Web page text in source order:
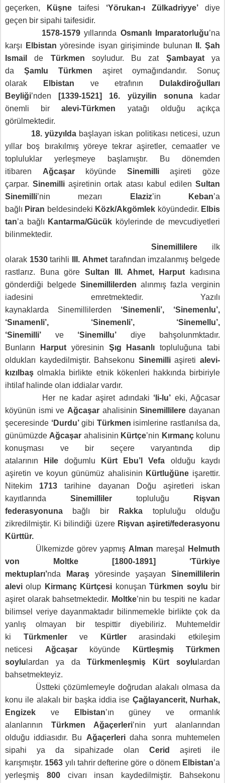
geçerken, Küşne taifesi ‘Yörukan-ı Zülkadriyye’ diye
geçen bir sipahi taifesidir.
1578-1579 yıllarında Osmanlı Imparatorluğu’na
karşı
Elbistan yöresinde isyan girişiminde bulunan
II. Şah
Ismail
de Türkmen soyludur. Bu zat Şambayatya
da Şamlu Türkmen aşiret oymağındandır. Sonuç
olarak
Elbistan ve etrafının
Dulakdiroğulları
Beyliği’nden [1339-1521] 16. yüzyilin sonunakadar
önemli bir alevi-Türkmen yatağı olduğu açıkça
görülmektedir.
18. yüzyılda başlayan iskan politikası neticesi, uzun
yıllar boş bırakılmış yöreye tekrar aşiretler, cemaatler ve
topluluklar yerleşmeye başlamıştır. Bu dönemden
itibaren Ağcaşar köyünde Sinemilliaşireti göze
çarpar. Sinemilliaşiretinin ortak atası kabul edilen Sultan
Sinemilli’nin mezarı Elaziz’in Keban’a
bağlı Piran beldesindeki Közk/Akgömlek köyündedir. Elbis
tan’a bağlı Kantarma/Gücük köylerinde de mevcudiyetleri
bilinmektedir.
Sinemillilere ilk
olarak 1530tarihli III. Ahmet tarafından imzalanmış belgede
rastlarız. Buna göreSultan III. Ahmet, Harput
kadısına
gönderdiği belgede Sinemillilerden alınmış fazla verginin
iadesini emretmektedir. Yazılı
kaynaklarda
Sinemillilerden ‘Sinemenli’, ‘Sinemenlu’,
‘Sınamenli’, ‘Sinemenli’, ‘Sinemellu’,
‘Sinemilli’ ve‘Sinemillu’ diye bahşolunmktadır.
Bunların Harput yöresinin Şıg Hasanlıtopluluğuna tabi
oldukları kaydedilmiştir. Bahsekonu Sinemilliaşiretialevi-
kızılbaşolmakla birlikte etnik kökenleri hakkında birbiriyle
ihtilaf halinde olan iddialar vardır.
Her ne kadar aşiret adındaki ‘li-lu’ eki, Ağcasar
köyünün ismi ve Ağcaşar ahalisininSinemillilere dayanan
şeceresinde ‘Durdu’gibi Türkmen isimlerine rastlanılsa da,
günümüzde Ağcaşar ahalisinin Kürtçe’nin Kırmançkolunu
konuşması ve bir seçere varyantında dip
atalarının
Hile doğumlu Kürt Ebu’l Vefa olduğu kaydı
aşiretin ve koyun günümüz ahalisinin Kürtluğüne işarettir.
Nitekim 1713 tarihine dayanan Doğu aşiretleri iskan
kayıtlarında Sinemilliler topluluğu
Rişvan
federasyonuna bağlı bir Rakka topluluğu olduğu
zikredilmiştir. Ki bilindiği üzere Rişvan aşireti/federasyonu
Kürttür.
Ülkemizde görev yapmış Alman mareşal
Helmuth
von Moltke [1800-1891]
‘Türkiye
mektupları’nda Maraş yöresinde yaşayan Sinemillilerin
alevi olup Kirmanç Kürtçesi konuşanTürkmen soylu bir
aşiret olarak bahsetmektedir. Moltke’nin bu tespiti ne kadar
bilimsel veriye dayanmaktadır bilinmemekle birlikte çok da
yanlış olmayan bir tespittir diyebiliriz. Muhtemeldir
ki Türkmenlerve Kürtlerarasindaki etkileşim
neticesi Ağcaşarköyünde
Kürtleşmiş Türkmen
soylu lardan ya daTürkmenleşmiş Kürt soylu lardan
bahsetmekteyiz.
Üstteki çözümlemeyle doğrudan alakalı olmasa da
konu ile alakalı bir başka iddia ise Çağlayancerit, Nurhak,
Engizek ve Elbistan’ın güney ve ormanlık
alanlarının Türkmen Ağaçerleri’nin yurt alanlarından
olduğu iddiasıdır. Bu Ağaçerleri daha sonra muhtemelen
sipahi ya da sipahizade olan Cerid
aşireti ile
karışmıştır. 1563 yılı tahrir defterine göre o dönem Elbistan’a
yerleşmiş 800civarı insan kaydedilmiştir. Bahsekonu